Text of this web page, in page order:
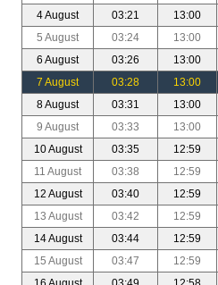
4 August
03:21 13:00
5 August
03:24 13:00
6 August
03:26 13:00
7 August
03:28 13:00
8 August
03:31 13:00
9 August
03:33 13:00
10 August
03:35 12:59
11 August
03:38 12:59
12 August
03:40 12:59
13 August
03:42 12:59
14 August
03:44 12:59
15 August
03:47 12:59